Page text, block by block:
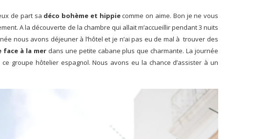
de part sa déco bohème et hippiecomme on aime. Bon je ne vous
A la découverte de la chambre qui allait m’accueillir pendant 3 nuits
nous avons déjeuner à l’hôtel et je n’ai pas eu de mal à trouver des
face à la merdans une petite cabane plus que charmante. La journée
groupe hôtelier espagnol. Nous avons eu la chance d’assister à un